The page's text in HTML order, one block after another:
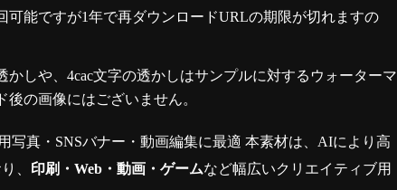
可能ですが1年で再ダウンロードURLの期限が切れますの
かしや、4cac文字の透かしはサンプルに対するウォーターマ
の画像にはございません。
写真・SNSバナー・動画編集に最適 本素材は、AIにより高
、 印刷・Web・動画・ゲームなど幅広いクリエイティブ用